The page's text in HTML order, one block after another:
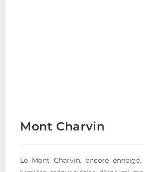
Mont Charvin
Le Mont Charvin, encore